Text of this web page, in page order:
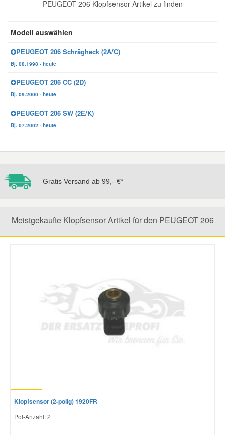
PEUGEOT 206 Klopfsensor Artikel zu finden
Modell auswählen
PEUGEOT 206 Schrägheck (2A/C)
Bj. 08.1998 - heute
PEUGEOT 206 CC (2D)
Bj. 09.2000 - heute
PEUGEOT 206 SW (2E/K)
Bj. 07.2002 - heute
Gratis Versand ab 99,- €*
Meistgekaufte Klopfsensor Artikel für den PEUGEOT 206
Klopfsensor (2-polig) 1920FR
Pol-Anzahl: 2
Zündanlage und Glühanlage
Kia Ersatzteile
Lancia Ersatzteile
Mini Ersatzteile
Mitsubishi Ersatzteile
Porsche Ersatzteile
Seat Ersatzteile